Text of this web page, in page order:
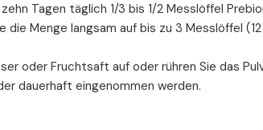
und unterstützt die Knochendichte
(Durchlässigkeit) der Darmwände (Leaky-
und Darmentzündungen
Tagen täglich 1/3 bis 1/2 Messlöffel
Menge langsam auf bis zu 3 Messlöffel
oder Fruchtsaft auf oder rühren Sie das
dauerhaft eingenommen werden.